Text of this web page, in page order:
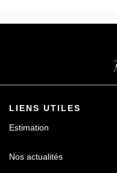
LIENS UTILES
Estimation
Nos actualités